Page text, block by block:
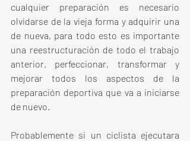
cualquier preparación es necesario
olvidarse de la vieja forma y adquirir una
de nueva, para todo esto es importante
una reestructuración de todo el trabajo
anterior, perfeccionar, transformar y
mejorar todos los aspectos de la
preparación deportiva que va a iniciarse
de nuevo.
Probablemente si un ciclista ejecutara